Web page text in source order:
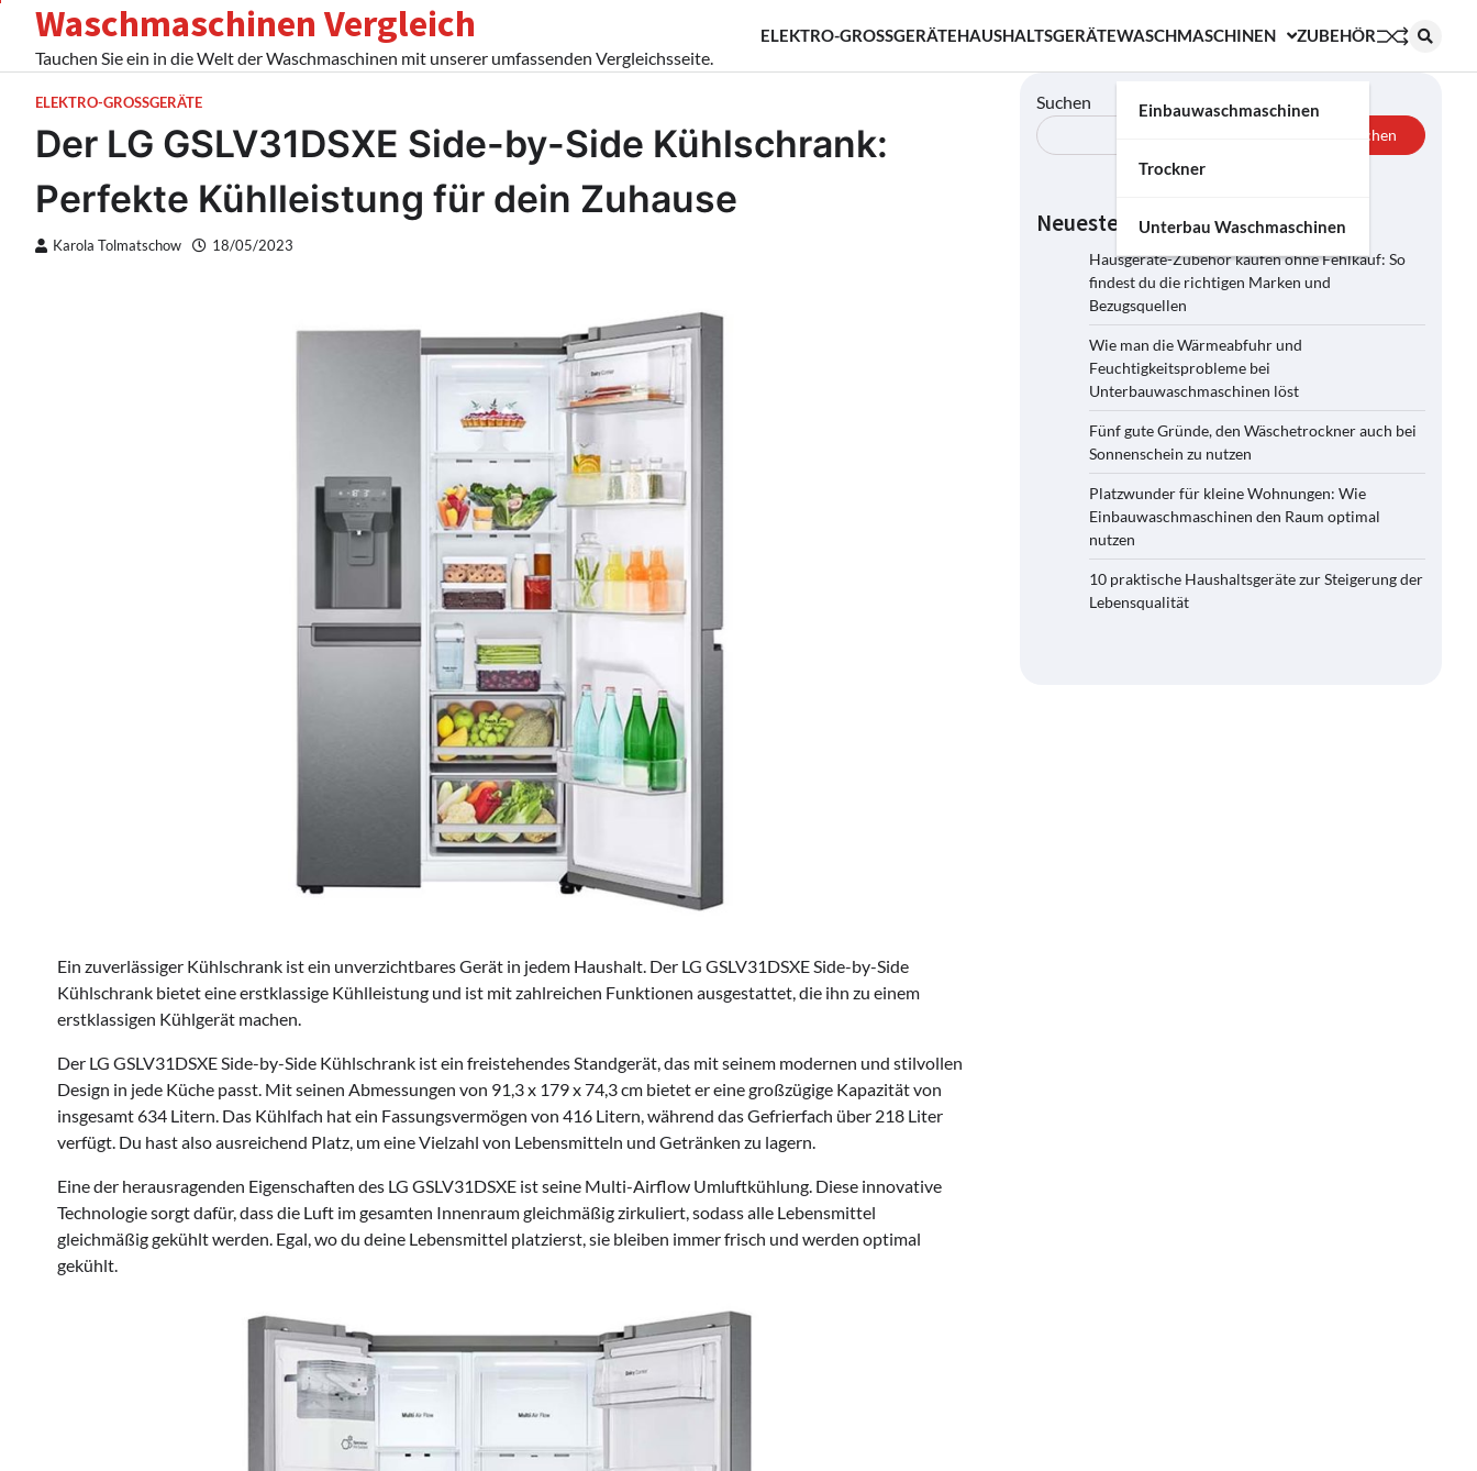
content
Waschmaschinen Vergleich
Tauchen Sie ein in die Welt der Waschmaschinen mit unserer umfassenden Vergleichsseite.
ELEKTRO-GROSSGERÄTE HAUSHALTSGERÄTEWASCHMASCHINEN
Einbauwaschmaschinen
Trockner
Unterbau Waschmaschinen
ZUBEHÖR
ELEKTRO-GROSSGERÄTE
Der LG GSLV31DSXE Side-by-Side Kühlschrank:
Perfekte Kühlleistung für dein Zuhause
Karola Tolmatschow 18/05/2023
Ein zuverlässiger Kühlschrank ist ein unverzichtbares Gerät in jedem Haushalt. Der LG GSLV31DSXE Side-by-Side
Kühlschrank bietet eine erstklassige Kühlleistung und ist mit zahlreichen Funktionen ausgestattet, die ihn zu einem
erstklassigen Kühlgerät machen.
Der LG GSLV31DSXE Side-by-Side Kühlschrank ist ein freistehendes Standgerät, das mit seinem modernen und stilvollen
Design in jede Küche passt. Mit seinen Abmessungen von 91,3 x 179 x 74,3 cm bietet er eine großzügige Kapazität von
insgesamt 634 Litern. Das Kühlfach hat ein Fassungsvermögen von 416 Litern, während das Gefrierfach über 218 Liter
verfügt. Du hast also ausreichend Platz, um eine Vielzahl von Lebensmitteln und Getränken zu lagern.
Eine der herausragenden Eigenschaften des LG GSLV31DSXE ist seine Multi-Airflow Umluftkühlung. Diese innovative
Technologie sorgt dafür, dass die Luft im gesamten Innenraum gleichmäßig zirkuliert, sodass alle Lebensmittel
gleichmäßig gekühlt werden. Egal, wo du deine Lebensmittel platzierst, sie bleiben immer frisch und werden optimal
gekühlt.
Suchen
Suchen
Neueste Beiträge
Hausgeräte-Zubehör kaufen ohne Fehlkauf: So
findest du die richtigen Marken und
Bezugsquellen
Wie man die Wärmeabfuhr und
Feuchtigkeitsprobleme bei
Unterbauwaschmaschinen löst
Fünf gute Gründe, den Wäschetrockner auch bei
Sonnenschein zu nutzen
Platzwunder für kleine Wohnungen: Wie
Einbauwaschmaschinen den Raum optimal
nutzen
10 praktische Haushaltsgeräte zur Steigerung der
Lebensqualität